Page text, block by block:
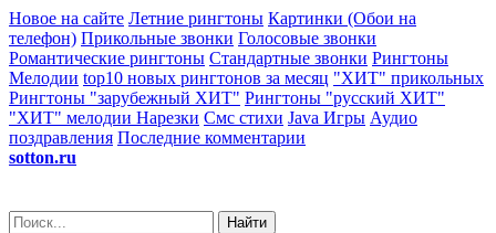
Новое на сайте Летние рингтоны Картинки (Обои на
телефон) Прикольные звонки Голосовые звонки
Романтические рингтоны Стандартные звонки Рингтоны
Мелодии top10 новых рингтонов за месяц "ХИТ" прикольных
Рингтоны "зарубежный ХИТ" Рингтоны "русский ХИТ"
"ХИТ" мелодии Нарезки Смс стихи Java Игры Аудио
поздравления Последние комментарии
sotton.ru
Найти